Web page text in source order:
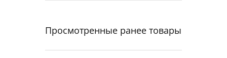
Просмотренные ранее товары